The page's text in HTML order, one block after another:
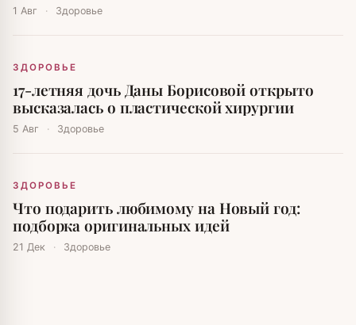
1 Авг · Здоровье
ЗДОРОВЬЕ
17-летняя дочь Даны Борисовой открыто
высказалась о пластической хирургии
5 Авг · Здоровье
ЗДОРОВЬЕ
Что подарить любимому на Новый год:
подборка оригинальных идей
21 Дек · Здоровье